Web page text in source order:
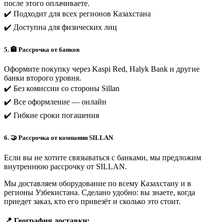
после этого оплачиваете.
✔️ Подходит для всех регионов Казахстана
✔️ Доступна для физических лиц
5. 🏦 Рассрочка от банков
Оформите покупку через Kaspi Red, Halyk Bank и другие
банки второго уровня.
✔️ Без комиссии со стороны Sillan
✔️ Все оформление — онлайн
✔️ Гибкие сроки погашения
6. 🤝 Рассрочка от компании SILLAN
Если вы не хотите связываться с банками, мы предложим
внутреннюю рассрочку от SILLAN.
Мы доставляем оборудование по всему Казахстану и в
регионы Узбекистана. Сделано удобно: вы знаете, когда
приедет заказ, кто его привезёт и сколько это стоит.